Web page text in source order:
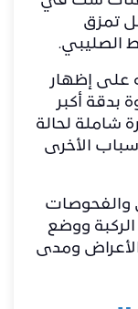
تمزق
الصليبي.
على إظهار
بدقة أكبر
شاملة لحالة
الأخرى
والفحوصات
الركبة ووضع
ومدى